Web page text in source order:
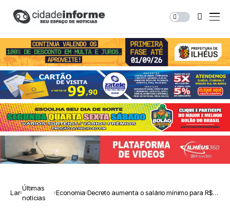
Lar
Últimas
notícias
Economia Decreto aumenta o salário mínimo para R$